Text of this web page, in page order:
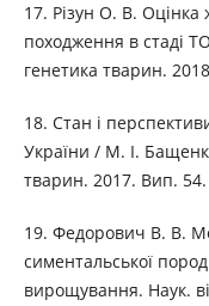
17. Різун О. В. Оцінка
походження в стаді
генетика тварин.
18. Стан і
України / М. І.
тварин. 2017. Вип.
19. Федорович В. В.
симентальської
вирощування. Наук.